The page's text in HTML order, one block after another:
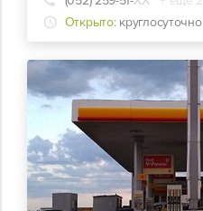
Открыто: круглосуточно